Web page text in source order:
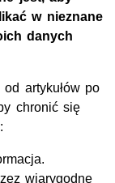
w nieznane
danych
artykułów po
chronić się
wiarygodne